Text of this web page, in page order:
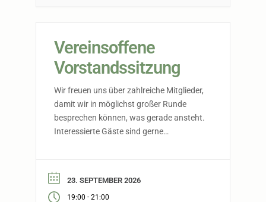
Vereinsoffene
Vorstandssitzung
Wir freuen uns über zahlreiche Mitglieder,
damit wir in möglichst großer Runde
besprechen können, was gerade ansteht.
Interessierte Gäste sind gerne
23. SEPTEMBER 2026
19:00 - 21:00